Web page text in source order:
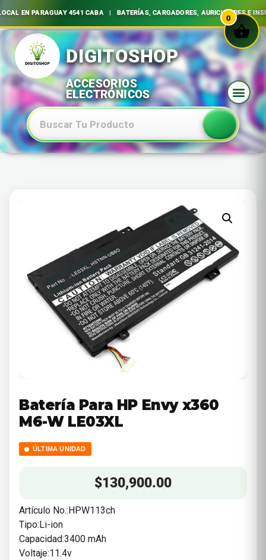
4541 CABA | BATERÍAS, CARGADORES, AURICULARES E
Ir
al
contenido
Batería Para HP Envy x360
M6-W LE03XL
ÚLTIMA UNIDAD
$130,900.00
Artículo No.:HPW113ch
Tipo:Li-ion
Capacidad:3400 mAh
Voltaje:11.4v
0